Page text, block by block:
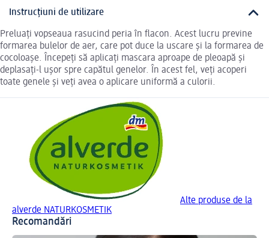
Instrucțiuni de utilizare
Preluați vopseaua rasucind peria în flacon. Acest lucru previne
formarea bulelor de aer, care pot duce la uscare și la formarea de
cocoloașe. Începeți să aplicați mascara aproape de pleoapă și
deplasați-l ușor spre capătul genelor. În acest fel, veți acoperi
toate genele și veți avea o aplicare uniformă a culorii.
Alte produse de la
alverde NATURKOSMETIK
Recomandări